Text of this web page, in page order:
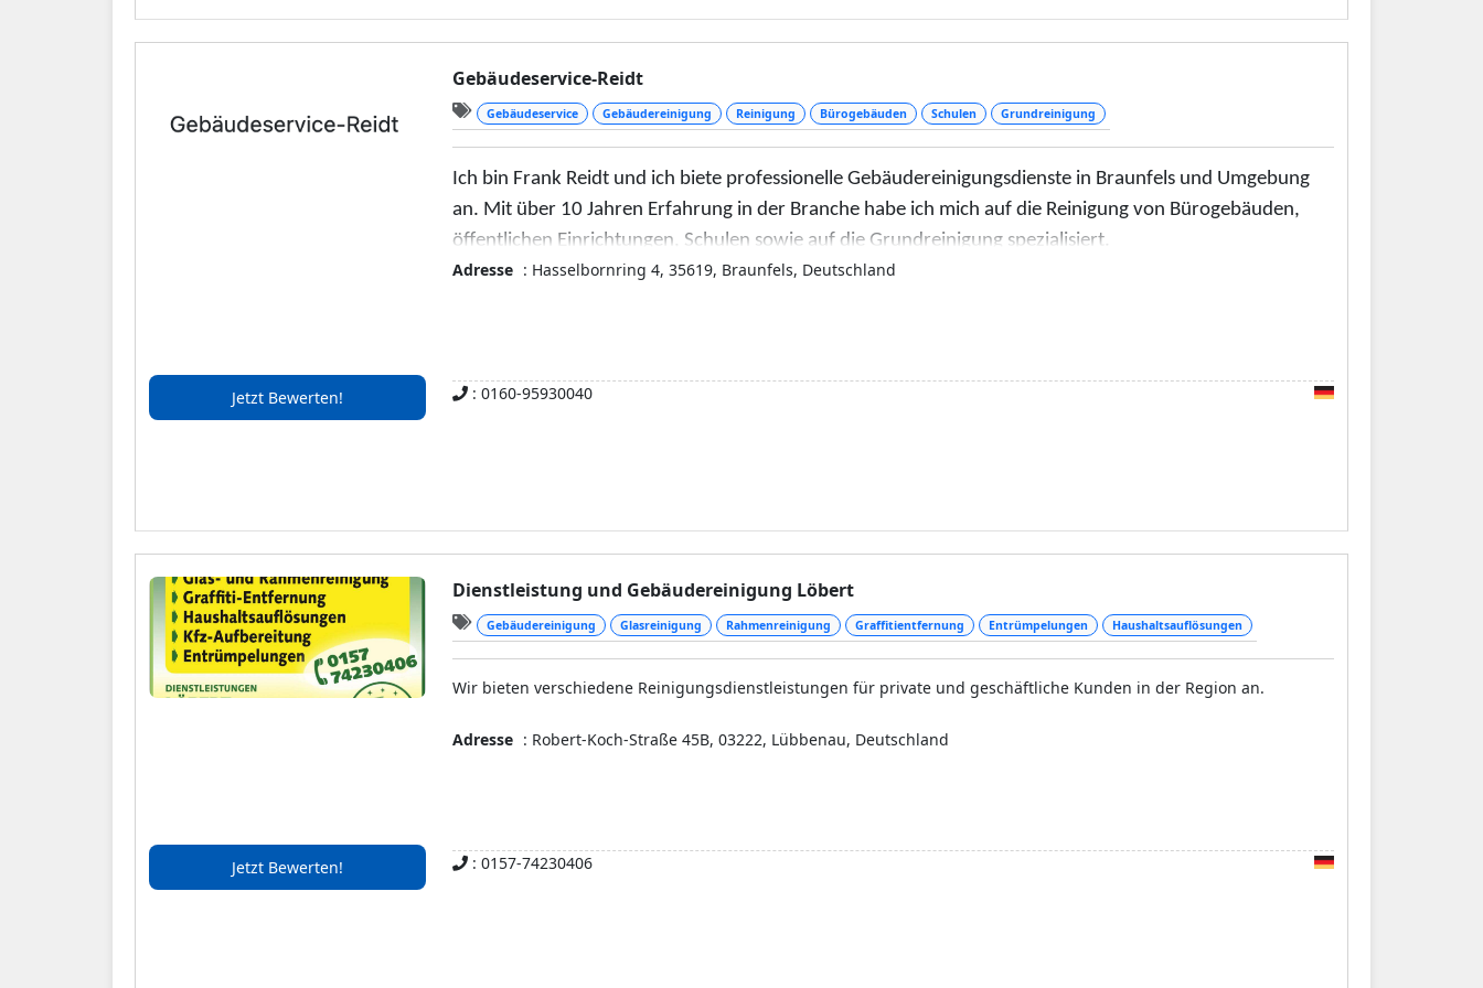
spezielle Reinigungsaufgaben, wie die Fassadenreinigung oder die Fensterreinigung mit Glas- und
Rahmenreinigung.
Gebäudeservice-Reidt
Gebäudeservice Gebäudereinigung Reinigung Bürogebäuden Schulen Grundreinigung
Ich bin Frank Reidt und ich biete professionelle Gebäudereinigungsdienste in Braunfels und Umgebung
an. Mit über 10 Jahren Erfahrung in der Branche habe ich mich auf die Reinigung von Bürogebäuden,
öffentlichen Einrichtungen, Schulen sowie auf die Grundreinigung spezialisiert.
und professionell zu erledigen.
Adresse : Hasselbornring 4, 35619, Braunfels, Deutschland
Jetzt Bewerten! : 0160-95930040
Dienstleistung und Gebäudereinigung Löbert
Gebäudereinigung Glasreinigung Rahmenreinigung Graffitientfernung Entrümpelungen Haushaltsauflösungen
Wir bieten verschiedene Reinigungsdienstleistungen für private und geschäftliche Kunden in der Region an.
Adresse : Robert-Koch-Straße 45B, 03222, Lübbenau, Deutschland
Jetzt Bewerten! : 0157-74230406